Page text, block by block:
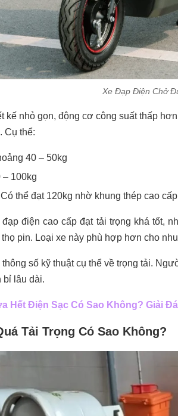
Xe Đạp Điện Chở
kế nhỏ gọn, động cơ công suất thấp
Cụ thể:
40 – 50kg
– 100kg
Có thể đạt 120kg nhờ khung thép cao cấp
đạp điện cao cấp đạt tải trọng khá tốt,
pin. Loại xe này phù hợp hơn cho
thông số kỹ thuật cụ thể về trọng tải.
bỉ lâu dài.
Hết Điện Sạc Có Sao Không? Giải
Tải Trọng Có Sao Không?